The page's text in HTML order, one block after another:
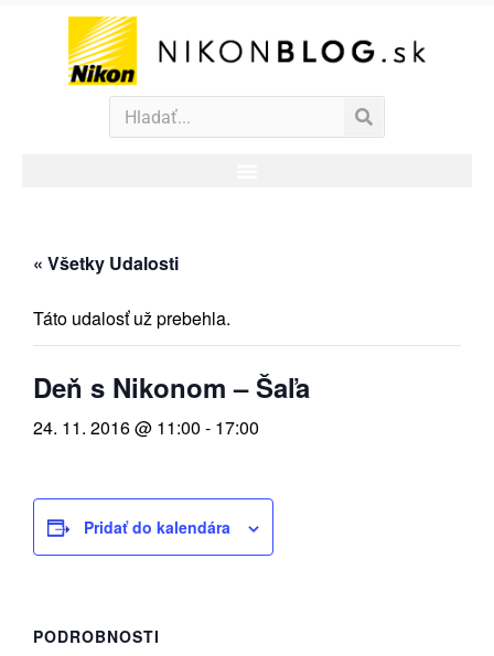
« Všetky Udalosti
Táto udalosť už prebehla.
Deň s Nikonom – Šaľa
24. 11. 2016 @ 11:00 - 17:00
Pridať do kalendára
PODROBNOSTI